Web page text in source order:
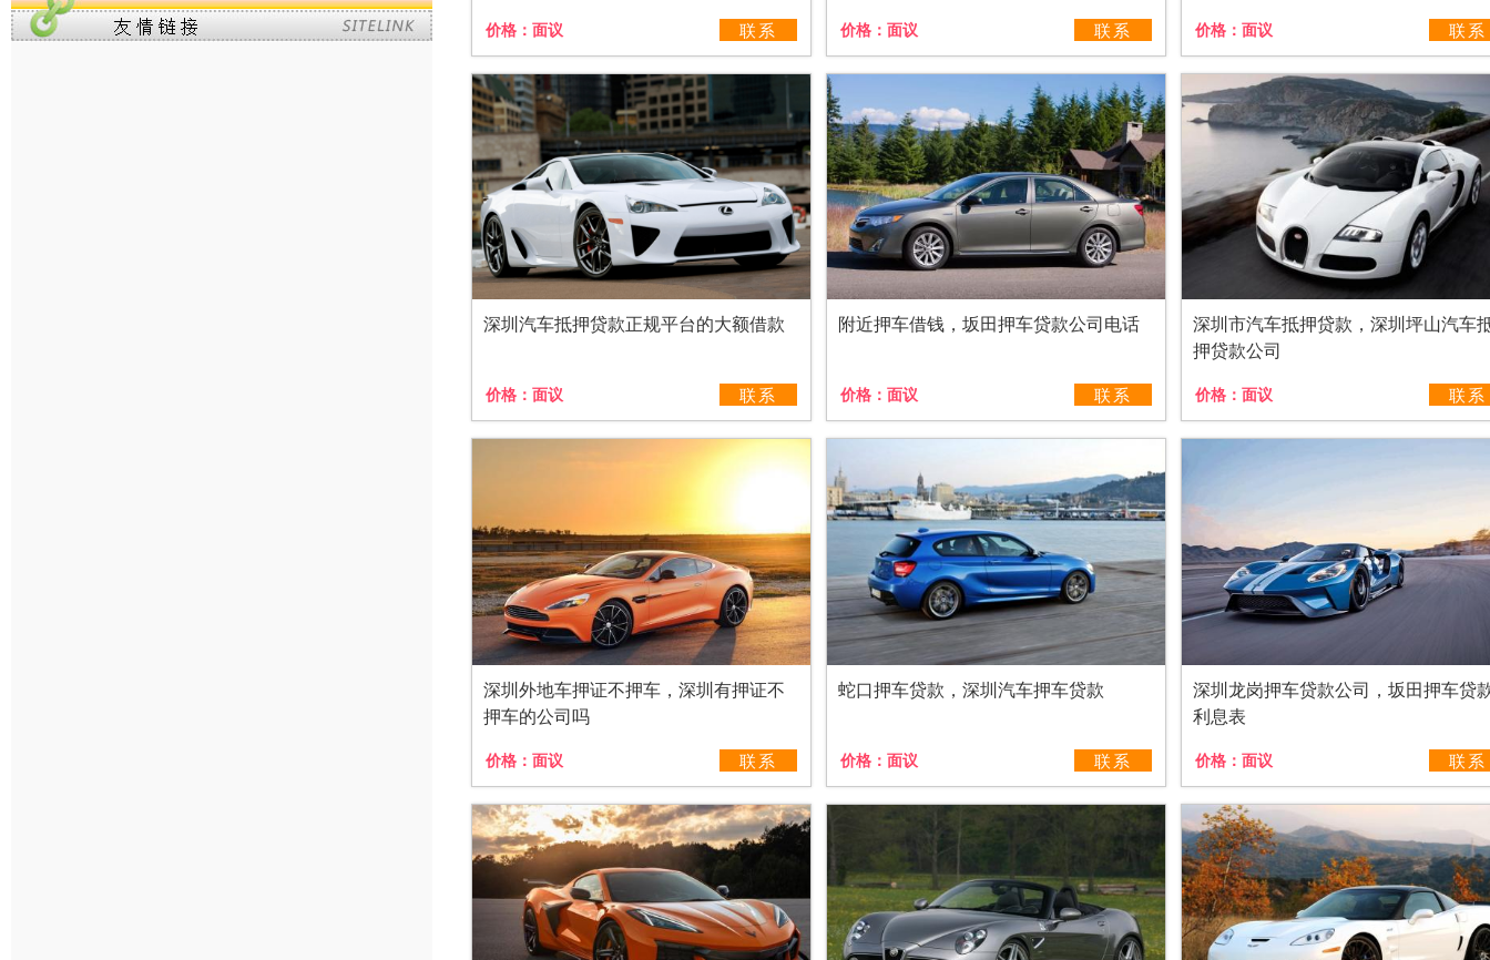
价格： 面议 联系 价格： 面议 联系 价格： 面议 联系
深圳汽车抵押贷款正规平台的大额借款
价格： 面议 联系
附近押车借钱，坂田押车贷款公司电话
价格： 面议 联系
深圳市汽车抵押贷款，深圳坪山汽车
押贷款公司
价格： 面议 联系
深圳外地车押证不押车，深圳有押证不
押车的公司吗
价格： 面议 联系
蛇口押车贷款，深圳汽车押车贷款
价格： 面议 联系
深圳龙岗押车贷款公司，坂田押车贷
利息表
价格： 面议 联系